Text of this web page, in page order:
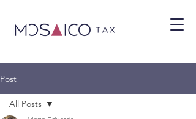
Post
All Posts